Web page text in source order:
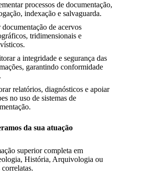
processos de documentação,
indexação e salvaguarda.
de acervos
tridimensionais e
a integridade e segurança das
garantindo conformidade
relatórios, diagnósticos e apoiar
no uso de sistemas de
da sua atuação
superior completa em
História, Arquivologia ou
correlatas.